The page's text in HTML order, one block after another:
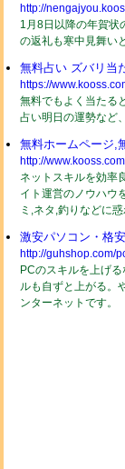
http://
1月8日以降の年賀状
の返礼も寒中見舞い
無料占い ズバリ当
https://
無料でもよく当たる
占い明日の運勢など
無料ホームページ,
http://
ネットスキルを効率
イト運営のノウハウ
ミ,ネタ,釣りなどに
激安パソコン・格
http://guhshop.com/
PCのスキルを上げ
ルも自ずと上がる。
ンターネットです。